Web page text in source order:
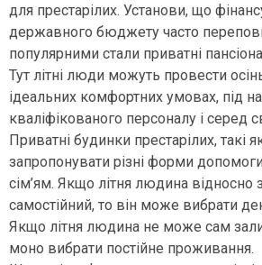
для престарілих. Установи, що
державного бюджету часто
популярними стали приватні
Тут літні люди можуть провести
ідеальних комфортних умовах, під
кваліфікованого персоналу і серед
Приватні будинки престарілих, такі
запропонувати різні форми
сім’ям. Якщо літня людина відносно
самостійний, то він може вибрати
Якщо літня людина не може сам
моно вибрати постійне проживання.